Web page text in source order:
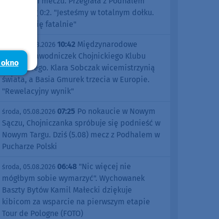
Nowy Targ 0:2. "Jesteśmy w totalnym dołku.
Czujemy się fatalnie"
środa, 05.08.2026 10:42 Międzynarodowe
sukcesy zawodniczek Chojnickiego Klubu
Żeglarskiego. Klara Sobczak wicemistrzynią
świata, a Basia Gmurek trzecia w Europie.
"Rewelacyjny wynik"
środa, 05.08.2026 07:25 Po nokaucie w Nowym
Sączu, Chojniczanka spróbuje się podnieść w
Nowym Targu. Dziś (5.08) mecz z Podhalem w
Pucharze Polski
środa, 05.08.2026 06:48 "Nic więcej nie
mógłbym sobie wymarzyć". Wychowanek
Baszty Bytów Kamil Małecki dziękuje
kibicom za wsparcie na pierwszym etapie
Tour de Pologne (FOTO)